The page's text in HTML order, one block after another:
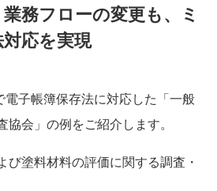
務フローの変更も、ミ
応を実現
子帳簿保存法に対応した「一般
会」の例をご紹介します。
び塗料材料の評価に関する調査・